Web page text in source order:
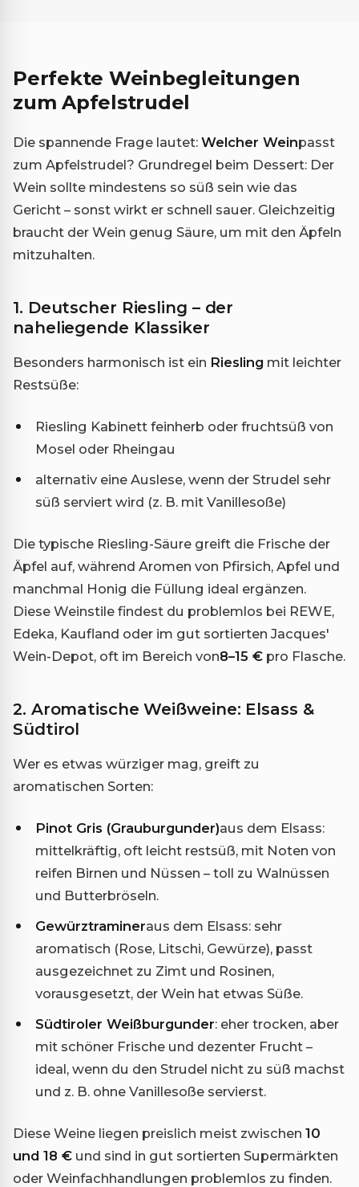
Perfekte Weinbegleitungen
zum Apfelstrudel
Die spannende Frage lautet: Welcher Weinpasst
zum Apfelstrudel? Grundregel beim Dessert: Der
Wein sollte mindestens so süß sein wie das
Gericht – sonst wirkt er schnell sauer. Gleichzeitig
braucht der Wein genug Säure, um mit den Äpfeln
mitzuhalten.
1. Deutscher Riesling – der
naheliegende Klassiker
Besonders harmonisch ist ein Riesling mit leichter
Restsüße:
Riesling Kabinett feinherb oder fruchtsüß von
Mosel oder Rheingau
alternativ eine Auslese, wenn der Strudel sehr
süß serviert wird (z. B. mit Vanillesoße)
Die typische Riesling-Säure greift die Frische der
Äpfel auf, während Aromen von Pfirsich, Apfel und
manchmal Honig die Füllung ideal ergänzen.
Diese Weinstile findest du problemlos bei REWE,
Edeka, Kaufland oder im gut sortierten Jacques'
Wein-Depot, oft im Bereich von8–15 € pro Flasche.
2. Aromatische Weißweine: Elsass &
Südtirol
Wer es etwas würziger mag, greift zu
aromatischen Sorten:
Pinot Gris (Grauburgunder)aus dem Elsass:
mittelkräftig, oft leicht restsüß, mit Noten von
reifen Birnen und Nüssen – toll zu Walnüssen
und Butterbröseln.
Gewürztramineraus dem Elsass: sehr
aromatisch (Rose, Litschi, Gewürze), passt
ausgezeichnet zu Zimt und Rosinen,
vorausgesetzt, der Wein hat etwas Süße.
Südtiroler Weißburgunder: eher trocken, aber
mit schöner Frische und dezenter Frucht –
ideal, wenn du den Strudel nicht zu süß machst
und z. B. ohne Vanillesoße servierst.
Diese Weine liegen preislich meist zwischen 10
und 18 € und sind in gut sortierten Supermärkten
oder Weinfachhandlungen problemlos zu finden.